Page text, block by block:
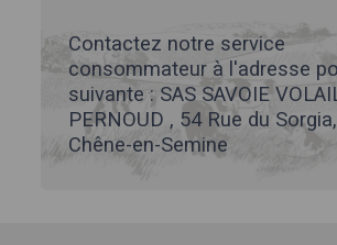
Contactez notre service
consommateur à l'adresse
suivante : SAS SAVOIE
PERNOUD , 54 Rue du
Chêne-en-Semine